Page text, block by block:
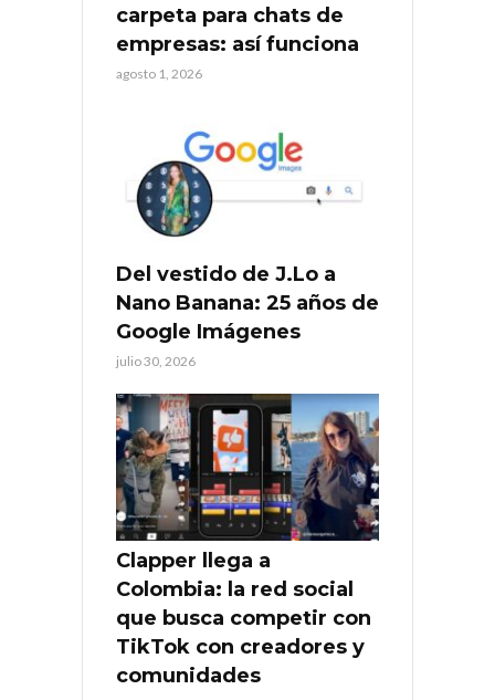
carpeta para chats de
empresas: así funciona
agosto 1, 2026
Del vestido de J.Lo a
Nano Banana: 25 años de
Google Imágenes
julio 30, 2026
Clapper llega a
Colombia: la red social
que busca competir con
TikTok con creadores y
comunidades